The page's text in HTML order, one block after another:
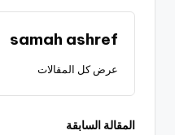
samah ashref
عرض كل المقالات
المقالة السابقة